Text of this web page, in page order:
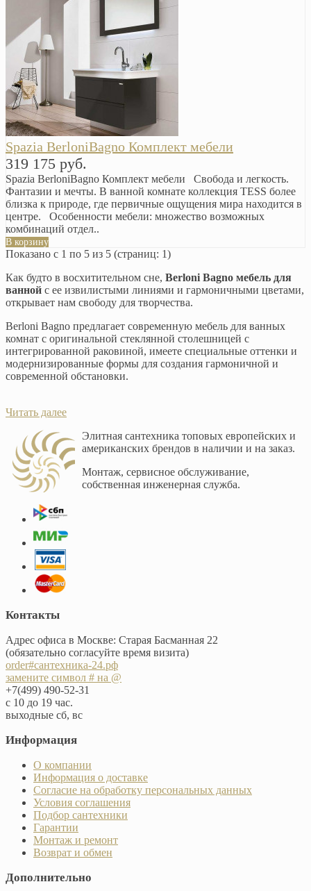
Spazia BerloniBagno Комплект мебели
319 175 руб.
Spazia BerloniBagno Комплект мебели Свобода и легкость.
Фантазии и мечты. В ванной комнате коллекция TESS более
близка к природе, где первичные ощущения мира находится в
центре. Особенности мебели: множество возможных
комбинаций отдел..
В корзину
Показано с 1 по 5 из 5 (страниц: 1)
Как будто в восхитительном сне, Berloni Bagno мебель для
ванной с ее извилистыми линиями и гармоничными цветами,
открывает нам свободу для творчества.
Berloni Bagno предлагает современную мебель для ванных
комнат с оригинальной стеклянной столешницей с
интегрированной раковиной, имеете специальные оттенки и
модернизированные формы для создания гармоничной и
современной обстановки.
Читать далее
Элитная сантехника топовых европейских и
американских брендов в наличии и на заказ.
Монтаж, сервисное обслуживание,
собственная инженерная служба.
Контакты
Адрес офиса в Москве: Старая Басманная 22
(обязательно согласуйте время визита)
order#сантехника-24.рф
замените символ # на @
+7(499) 490-52-31
с 10 до 19 час.
выходные сб, вс
Информация
О компании
Информация о доставке
Согласие на обработку персональных данных
Условия соглашения
Подбор сантехники
Гарантии
Монтаж и ремонт
Возврат и обмен
Дополнительно